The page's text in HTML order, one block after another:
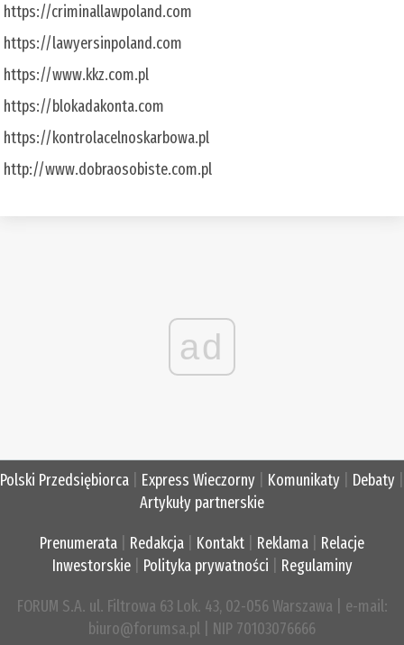
https://criminallawpoland.com
https://lawyersinpoland.com
https://www.kkz.com.pl
https://blokadakonta.com
https://kontrolacelnoskarbowa.pl
http://www.dobraosobiste.com.pl
ad
Polski Przedsiębiorca Express Wieczorny Komunikaty Debaty
Artykuły partnerskie
Prenumerata Redakcja Kontakt Reklama
Relacje
Inwestorskie| Polityka prywatności Regulaminy
FORUM S.A. ul. Filtrowa 63 Lok. 43, 02-056 Warszawa | e-mail:
biuro@forumsa.pl | NIP 70103076666